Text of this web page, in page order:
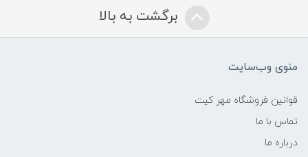
برگشت به بالا
منوی وب‌سایت
قوانین فروشگاه مهر کیت
تماس با ما
درباره ما